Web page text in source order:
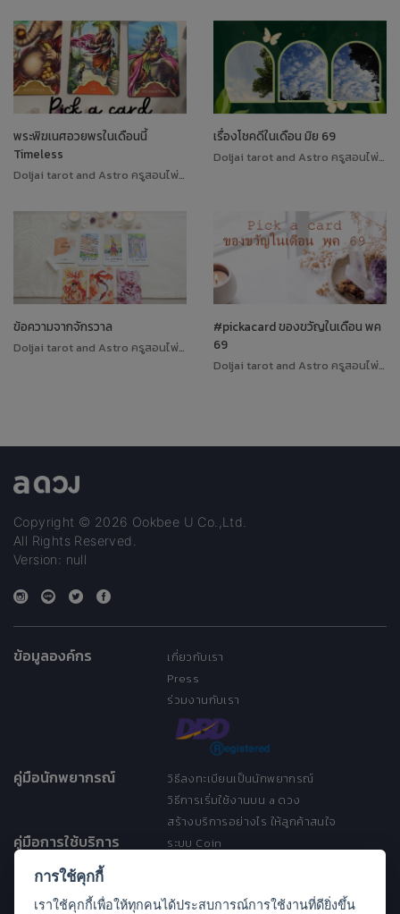
พระพิฆเนศอวยพรในเดือนนี้
Timeless
Doljai tarot and Astro ครูสอนไพ่ทาโรต์
เรื่องโชคดีในเดือน มิย 69
Doljai tarot and Astro ครูสอนไพ่ทาโรต์
ข้อความจากจักรวาล
Doljai tarot and Astro ครูสอนไพ่ทาโรต์
#pickacard ของขวัญในเดือน พค
69
Doljai tarot and Astro ครูสอนไพ่ทาโรต์
Copyright © 2026 Ookbee U Co.,Ltd.
All Rights Reserved.
Version: null
ข้อมูลองค์กร
เกี่ยวกับเรา
Press
ร่วมงานกับเรา
คู่มือนักพยากรณ์
วิธีลงทะเบียนเป็นนักพยากรณ์
วิธีการเริ่มใช้งานบน a ดวง
สร้างบริการอย่างไร ให้ลูกค้าสนใจ
คู่มือการใช้บริการ
ระบบ Coin
ประกาศการคุ้มครองข้อมูลส่วนบุคคล
การใช้คุกกี้
เราใช้คุกกี้เพื่อให้ทุกคนได้ประสบการณ์การใช้งานที่ดียิ่งขึ้น